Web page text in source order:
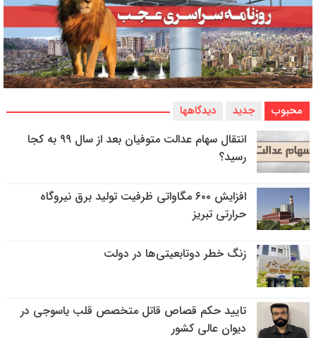
محبوب جدید دیدگاهها
انتقال سهام عدالت متوفیان بعد از سال ۹۹ به کجا
رسید؟
افزایش ۶۰۰ مگاواتی ظرفیت تولید برق نیروگاه
حرارتی تبریز
زنگ خطر دوتابعیتی‌ها در دولت
تایید حکم قصاص قاتل متخصص قلب یاسوجی در
دیوان عالی کشور